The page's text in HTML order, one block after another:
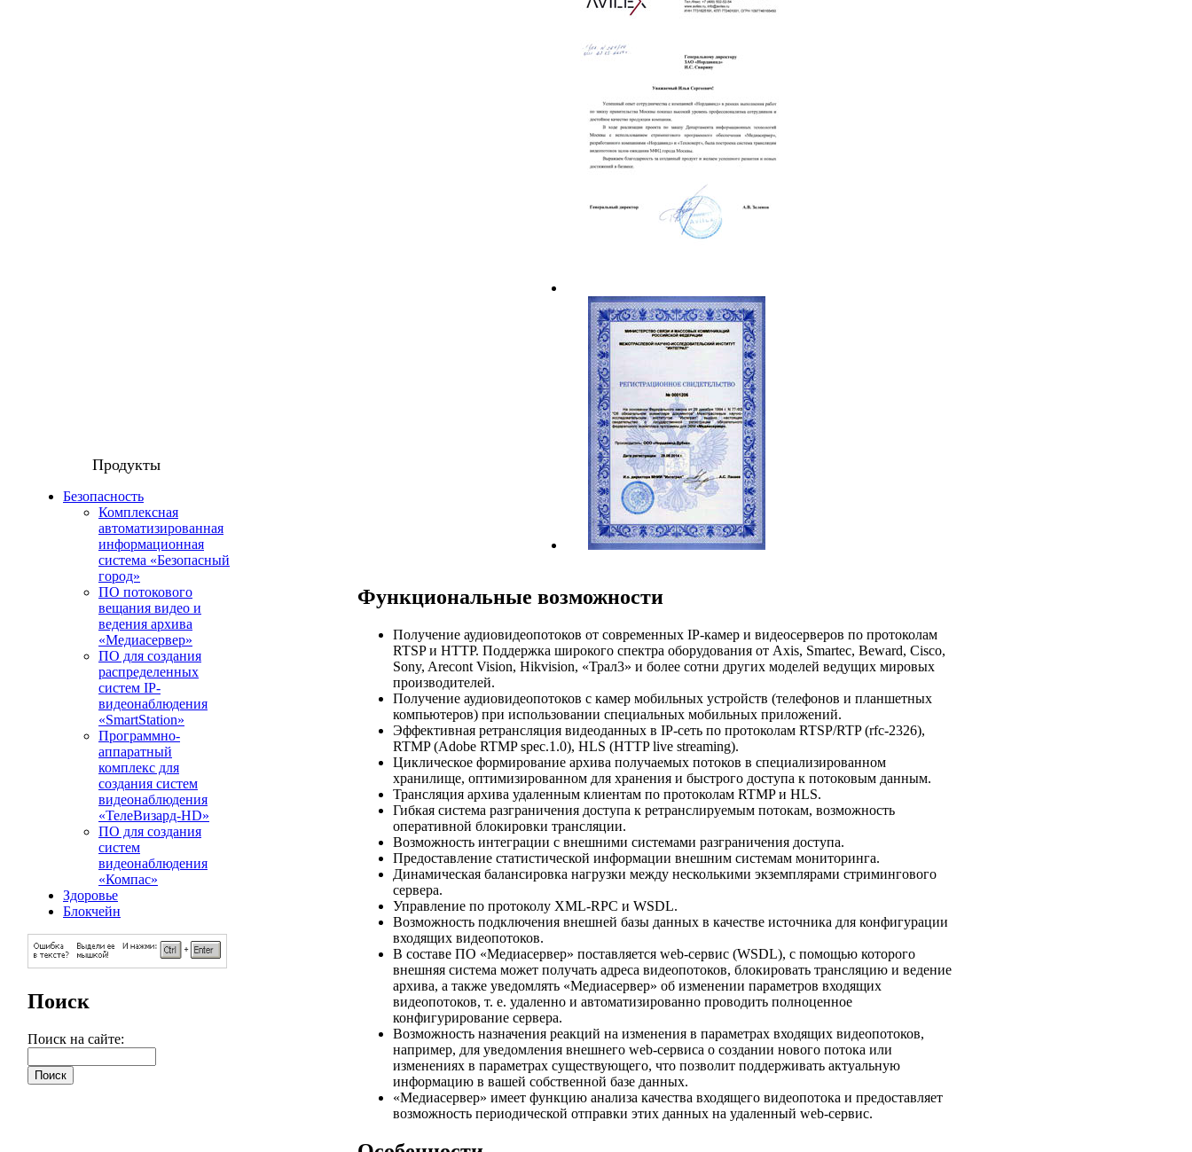
Продукты
Безопасность
Комплексная
автоматизированная
информационная
система «Безопасный
город»
ПО потокового
вещания видео и
ведения архива
«Медиасервер»
ПО для создания
распределенных
систем IP-
видеонаблюдения
«SmartStation»
Программно-
аппаратный
комплекс для
создания систем
видеонаблюдения
«ТелеВизард-HD»
ПО для создания
систем
видеонаблюдения
«Компас»
Здоровье
Блокчейн
Поиск
Поиск на сайте:
Функциональные возможности
Получение аудиовидеопотоков от современных IP-камер и видеосерверов по протоколам
RTSP и HTTP. Поддержка широкого спектра оборудования от Axis, Smartec, Beward, Cisco,
Sony, Arecont Vision, Hikvision, «Трал3» и более сотни других моделей ведущих мировых
производителей.
Получение аудиовидеопотоков с камер мобильных устройств (телефонов и планшетных
компьютеров) при использовании специальных мобильных приложений.
Эффективная ретрансляция видеоданных в IP-сеть по протоколам RTSP/RTP (rfc-2326),
RTMP (Adobe RTMP spec.1.0), HLS (HTTP live streaming).
Циклическое формирование архива получаемых потоков в специализированном
хранилище, оптимизированном для хранения и быстрого доступа к потоковым данным.
Трансляция архива удаленным клиентам по протоколам RTMP и HLS.
Гибкая система разграничения доступа к ретранслируемым потокам, возможность
оперативной блокировки трансляции.
Возможность интеграции с внешними системами разграничения доступа.
Предоставление статистической информации внешним системам мониторинга.
Динамическая балансировка нагрузки между несколькими экземплярами стримингового
сервера.
Управление по протоколу XML-RPC и WSDL.
Возможность подключения внешней базы данных в качестве источника для конфигурации
входящих видеопотоков.
В составе ПО «Медиасервер» поставляется web-сервис (WSDL), с помощью которого
внешняя система может получать адреса видеопотоков, блокировать трансляцию и ведение
архива, а также уведомлять «Медиасервер» об изменении параметров входящих
видеопотоков, т. е. удаленно и автоматизированно проводить полноценное
конфигурирование сервера.
Возможность назначения реакций на изменения в параметрах входящих видеопотоков,
например, для уведомления внешнего web-сервиса о создании нового потока или
изменениях в параметрах существующего, что позволит поддерживать актуальную
информацию в вашей собственной базе данных.
«Медиасервер» имеет функцию анализа качества входящего видеопотока и предоставляет
возможность периодической отправки этих данных на удаленный web-сервис.